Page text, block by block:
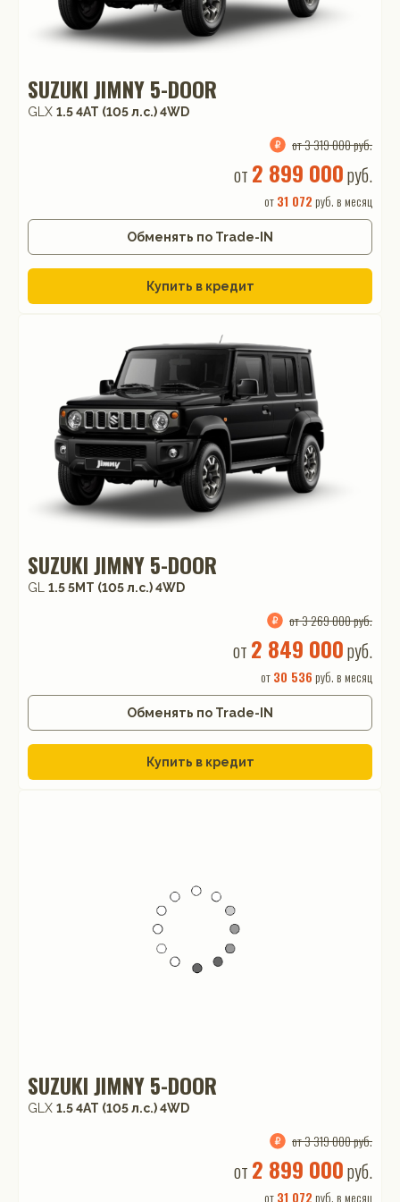
SUZUKI JIMNY 5-DOOR
GLX 1.5 4AT (105 л.с.) 4WD
от 3 319 000 руб.
от 2 899 000руб.
от31 072 руб. в месяц
Обменять по Trade-IN
Купить в кредит
SUZUKI JIMNY 5-DOOR
GL 1.5 5MT (105 л.с.) 4WD
от 3 269 000 руб.
от 2 849 000руб.
от30 536 руб. в месяц
Обменять по Trade-IN
Купить в кредит
SUZUKI JIMNY 5-DOOR
GLX 1.5 4AT (105 л.с.) 4WD
от 3 319 000 руб.
от 2 899 000руб.
от31 072 руб. в месяц